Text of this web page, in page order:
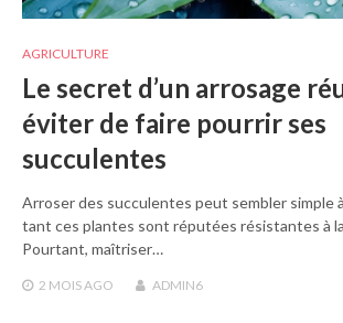
AGRICULTURE
Le secret d’un arrosage
éviter de faire pourrir ses
succulentes
Arroser des succulentes peut sembler simple
tant ces plantes sont réputées résistantes à
Pourtant, maîtriser…
2 MOISAGO ADMIN6